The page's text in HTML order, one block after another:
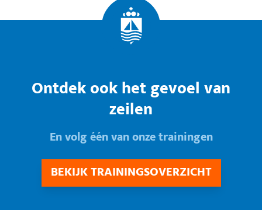
Ontdek ook het gevoel van
zeilen
En volg één van onze trainingen
BEKIJK TRAININGSOVERZICHT